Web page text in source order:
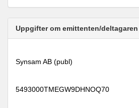
Uppgifter om emittenten/
Synsam AB (publ)
5493000TMEGW9DHNOQ70